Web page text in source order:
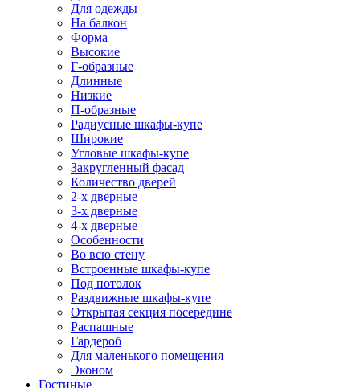
Для одежды
На балкон
Форма
Высокие
Г-образные
Длинные
Низкие
П-образные
Радиусные шкафы-купе
Широкие
Угловые шкафы-купе
Закругленный фасад
Количество дверей
2-х дверные
3-х дверные
4-х дверные
Особенности
Во всю стену
Встроенные шкафы-купе
Под потолок
Раздвижные шкафы-купе
Открытая секция посередине
Распашные
Гардероб
Для маленького помещения
Эконом
Гостиные